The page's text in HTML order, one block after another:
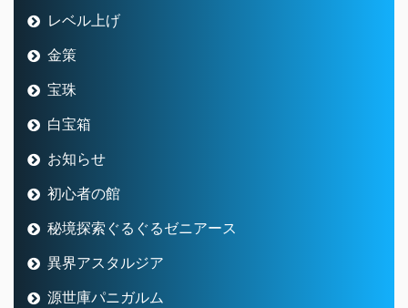
レベル上げ
金策
宝珠
白宝箱
お知らせ
初心者の館
秘境探索ぐるぐるゼニアース
異界アスタルジア
源世庫パニガルム